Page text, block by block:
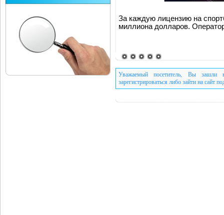
За каждую лицензию на
миллиона долларов.
Уважаемый посетитель, Вы зашли
зарегистрироваться либо зайти на сайт